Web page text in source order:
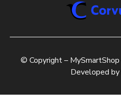
© Copyright – MySmartShop
Developed by